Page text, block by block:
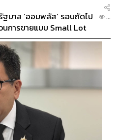
บาล ‘ออมพลัส’ รอบถัดไป
นการขายแบบ Small Lot
...